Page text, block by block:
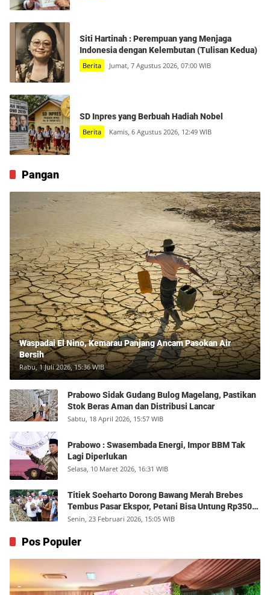
Siti Hartinah : Perempuan yang Menjaga
Indonesia dengan Kelembutan (Tulisan Kedua)
Berita Jumat, 7 Agustus 2026, 07:00 WIB
SD Inpres yang Berbuah Hadiah Nobel
Berita Kamis, 6 Agustus 2026, 12:49 WIB
Pangan
Waspadai El Nino, Kemarau Panjang Ancam Pasokan Air
Bersih
Rabu, 1 Juli 2026, 15:36 WIB
Prabowo Sidak Gudang Bulog Magelang, Pastikan
Stok Beras Aman dan Distribusi Lancar
Sabtu, 18 April 2026, 15:57 WIB
Prabowo : Swasembada Energi, Impor BBM Tak
Lagi Diperlukan
Selasa, 10 Maret 2026, 16:31 WIB
Titiek Soeharto Dorong Bawang Merah Brebes
Tembus Pasar Ekspor, Petani Bisa Untung Rp350
Juta per Hektare
Senin, 23 Februari 2026, 15:05 WIB
Pos Populer